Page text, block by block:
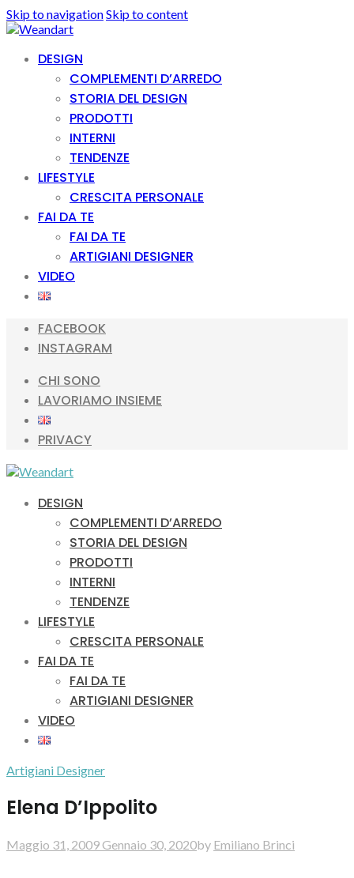
Skip to navigationSkip to content
DESIGN
COMPLEMENTI D’ARREDO
STORIA DEL DESIGN
PRODOTTI
INTERNI
TENDENZE
LIFESTYLE
CRESCITA PERSONALE
FAI DA TE
FAI DA TE
ARTIGIANI DESIGNER
VIDEO
FACEBOOK
INSTAGRAM
CHI SONO
LAVORIAMO INSIEME
PRIVACY
DESIGN
COMPLEMENTI D’ARREDO
STORIA DEL DESIGN
PRODOTTI
INTERNI
TENDENZE
LIFESTYLE
CRESCITA PERSONALE
FAI DA TE
FAI DA TE
ARTIGIANI DESIGNER
VIDEO
Artigiani Designer
Elena D’Ippolito
Maggio 31, 2009Gennaio 30, 2020by Emiliano Brinci